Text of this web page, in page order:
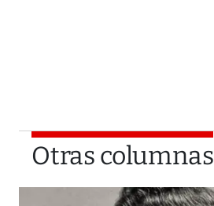
Otras columnas